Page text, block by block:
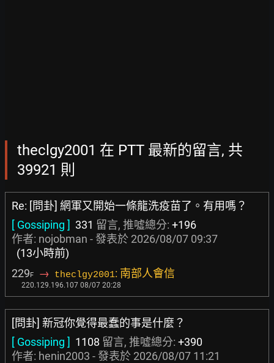
theclgy2001 在 PTT 最新的留言, 共
39921 則
Re: [問卦] 網軍又開始一條龍洗疫苗了。有用嗎？
[ Gossiping ] 331 留言, 推噓總分: +196
作者: nojobman - 發表於 2026/08/07 09:37
(13小時前)
229F → theclgy2001: 南部人會信
220.129.196.107 08/07 20:28
[問卦] 新冠你覺得最蠢的事是什麼？
[ Gossiping ] 1108 留言, 推噓總分: +390
作者: henin2003 - 發表於 2026/08/07 11:21